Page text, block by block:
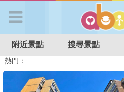
APP登入
首 頁
附近景點 搜尋景點
熱門：
特色遊戲場
親子住房優惠 台北親子